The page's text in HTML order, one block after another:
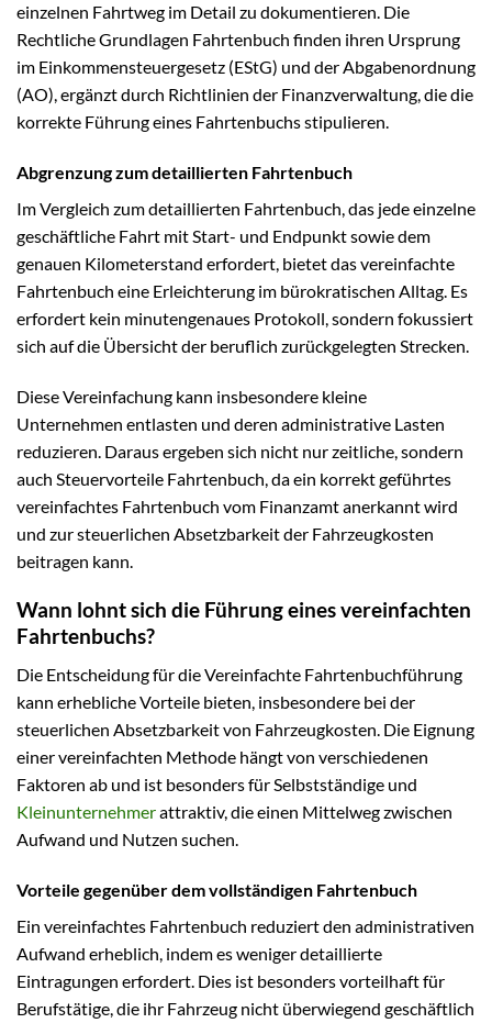
einzelnen Fahrtweg im Detail zu dokumentieren. Die
Rechtliche Grundlagen Fahrtenbuch finden ihren Ursprung
im Einkommensteuergesetz (EStG) und der Abgabenordnung
(AO), ergänzt durch Richtlinien der Finanzverwaltung, die die
korrekte Führung eines Fahrtenbuchs stipulieren.
Abgrenzung zum detaillierten Fahrtenbuch
Im Vergleich zum detaillierten Fahrtenbuch, das jede einzelne
geschäftliche Fahrt mit Start- und Endpunkt sowie dem
genauen Kilometerstand erfordert, bietet das vereinfachte
Fahrtenbuch eine Erleichterung im bürokratischen Alltag. Es
erfordert kein minutengenaues Protokoll, sondern fokussiert
sich auf die Übersicht der beruflich zurückgelegten Strecken.
Diese Vereinfachung kann insbesondere kleine
Unternehmen entlasten und deren administrative Lasten
reduzieren. Daraus ergeben sich nicht nur zeitliche, sondern
auch Steuervorteile Fahrtenbuch, da ein korrekt geführtes
vereinfachtes Fahrtenbuch vom Finanzamt anerkannt wird
und zur steuerlichen Absetzbarkeit der Fahrzeugkosten
beitragen kann.
Wann lohnt sich die Führung eines vereinfachten
Fahrtenbuchs?
Die Entscheidung für die Vereinfachte Fahrtenbuchführung
kann erhebliche Vorteile bieten, insbesondere bei der
steuerlichen Absetzbarkeit von Fahrzeugkosten. Die Eignung
einer vereinfachten Methode hängt von verschiedenen
Faktoren ab und ist besonders für Selbstständige und
Kleinunternehmerattraktiv, die einen Mittelweg zwischen
Aufwand und Nutzen suchen.
Vorteile gegenüber dem vollständigen Fahrtenbuch
Ein vereinfachtes Fahrtenbuch reduziert den administrativen
Aufwand erheblich, indem es weniger detaillierte
Eintragungen erfordert. Dies ist besonders vorteilhaft für
Berufstätige, die ihr Fahrzeug nicht überwiegend geschäftlich